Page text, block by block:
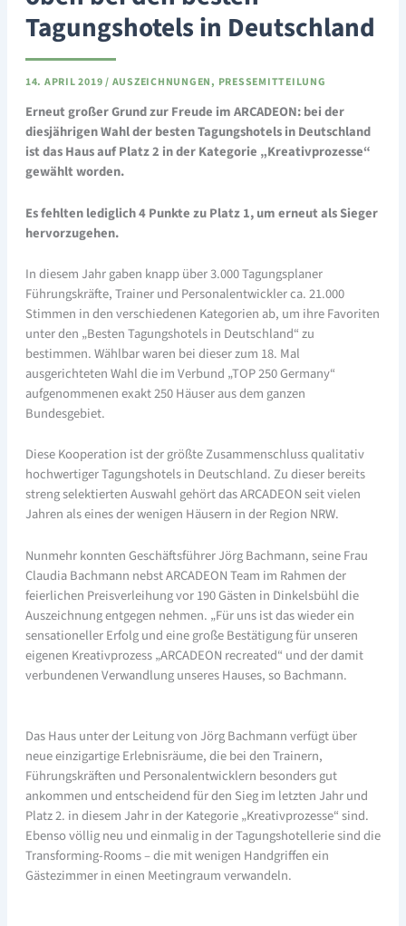
Tagungshotels in Deutschland
14. APRIL 2019/ AUSZEICHNUNGEN, PRESSEMITTEILUNG
Erneut großer Grund zur Freude im ARCADEON: bei der
diesjährigen Wahl der besten Tagungshotels in Deutschland
ist das Haus auf Platz 2 in der Kategorie „Kreativprozesse“
gewählt worden.
Es fehlten lediglich 4 Punkte zu Platz 1, um erneut als Sieger
hervorzugehen.
In diesem Jahr gaben knapp über 3.000 Tagungsplaner
Führungskräfte, Trainer und Personalentwickler ca. 21.000
Stimmen in den verschiedenen Kategorien ab, um ihre Favoriten
unter den „Besten Tagungshotels in Deutschland“ zu
bestimmen. Wählbar waren bei dieser zum 18. Mal
ausgerichteten Wahl die im Verbund „TOP 250 Germany“
aufgenommenen exakt 250 Häuser aus dem ganzen
Bundesgebiet.
Diese Kooperation ist der größte Zusammenschluss qualitativ
hochwertiger Tagungshotels in Deutschland. Zu dieser bereits
streng selektierten Auswahl gehört das ARCADEON seit vielen
Jahren als eines der wenigen Häusern in der Region NRW.
Nunmehr konnten Geschäftsführer Jörg Bachmann, seine Frau
Claudia Bachmann nebst ARCADEON Team im Rahmen der
feierlichen Preisverleihung vor 190 Gästen in Dinkelsbühl die
Auszeichnung entgegen nehmen. „Für uns ist das wieder ein
sensationeller Erfolg und eine große Bestätigung für unseren
eigenen Kreativprozess „ARCADEON recreated“ und der damit
verbundenen Verwandlung unseres Hauses, so Bachmann.
Das Haus unter der Leitung von Jörg Bachmann verfügt über
neue einzigartige Erlebnisräume, die bei den Trainern,
Führungskräften und Personalentwicklern besonders gut
ankommen und entscheidend für den Sieg im letzten Jahr und
Platz 2. in diesem Jahr in der Kategorie „Kreativprozesse“ sind.
Ebenso völlig neu und einmalig in der Tagungshotellerie sind die
Transforming-Rooms – die mit wenigen Handgriffen ein
Gästezimmer in einen Meetingraum verwandeln.